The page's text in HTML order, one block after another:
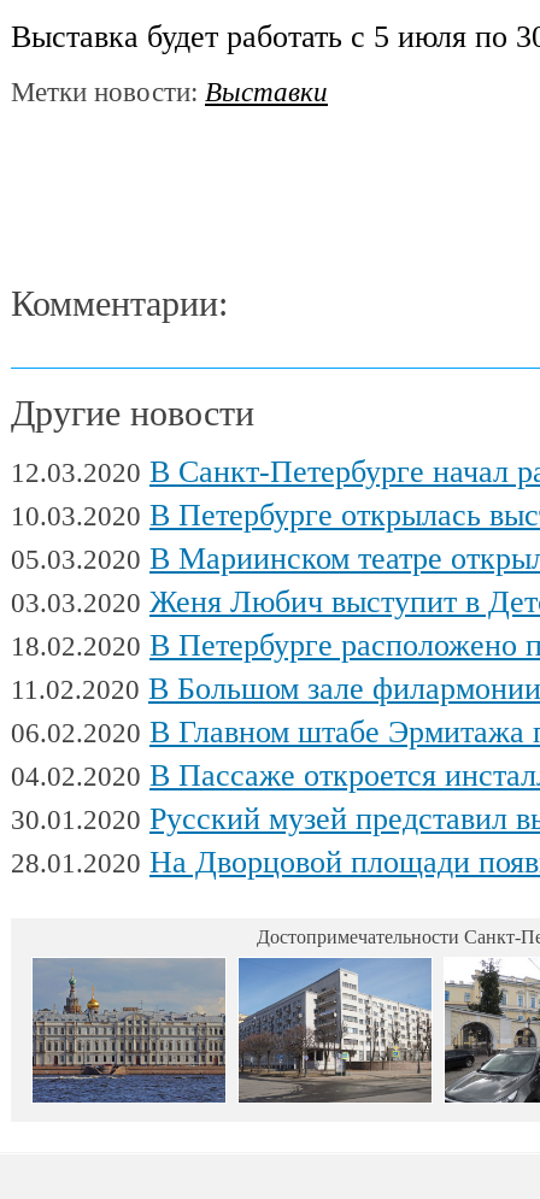
Выставка будет работать с 5 июля по
Метки новости: Выставки
Комментарии:
Другие новости
12.03.2020 В Санкт-Петербурге начал работу
10.03.2020 В Петербурге открылась выставка
05.03.2020 В Мариинском театре открылся
03.03.2020 Женя Любич выступит в Детском театре
18.02.2020 В Петербурге расположено
11.02.2020 В Большом зале филармонии
06.02.2020 В Главном штабе Эрмитажа пройдет
04.02.2020 В Пассаже откроется
30.01.2020 Русский музей представил
28.01.2020 На Дворцовой площади появилась интерактивная выставка военной техники,
Достопримечательности Санкт-